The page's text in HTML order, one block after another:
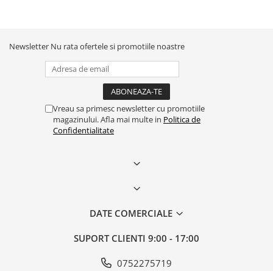
Newsletter Nu rata ofertele si promotiile noastre
Vreau sa primesc newsletter cu promotiile
magazinului. Afla mai multe in Politica de
Confidentialitate
DATE COMERCIALE
SUPORT CLIENTI 9:00 - 17:00
0752275719